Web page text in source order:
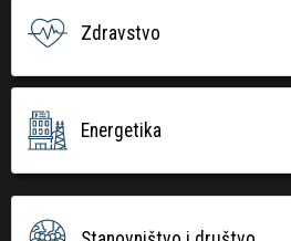
Zdravstvo
Energetika